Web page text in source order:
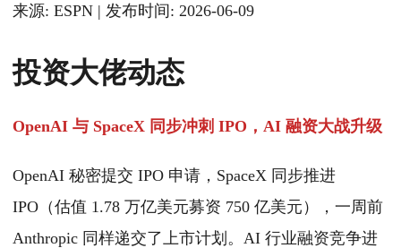
来源: ESPN | 发布时间: 2026-06-09
投资大佬动态
OpenAI 与 SpaceX 同步冲刺 IPO，AI 融资大战升级
OpenAI 秘密提交 IPO 申请，SpaceX 同步推进
IPO（估值 1.78 万亿美元募资 750 亿美元），一周前
Anthropic 同样递交了上市计划。AI 行业融资竞争进